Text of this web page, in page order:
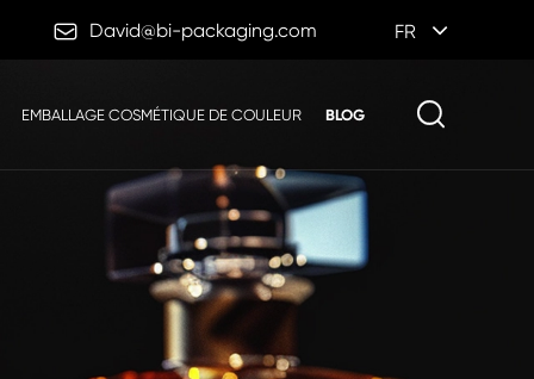
 David@bi-packaging.com FR
EMBALLAGE COSMÉTIQUE DE COULEUR BLOG